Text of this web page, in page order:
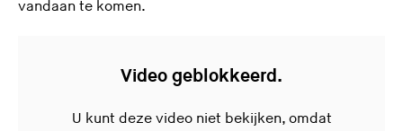
vandaan te komen.
Video geblokkeerd.
U kunt deze video niet bekijken, omdat